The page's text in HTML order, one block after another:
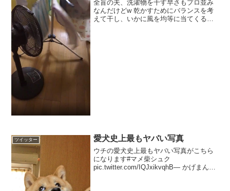
全盲の夫、洗濯物を干す早さもプロ並み
なんだけどw 乾かすためにバランスを考
えて干し、いかに風を均等に当てくるく
ツイッター 愛犬史上最もヤバい写真
ウチの愛犬史上最もヤバい写真がこちら
になります#マメ柴シュク
pic.twitter.com/IQJxikvqhB— かげまん